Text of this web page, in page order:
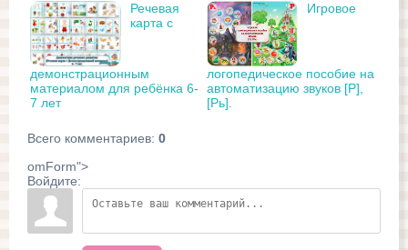
Речевая
карта с
демонстрационным
материалом для ребёнка 6-
7 лет
Игровое
логопедическое пособие на
автоматизацию звуков [Р],
[Рь].
Всего комментариев: 0
omForm">
Войдите: